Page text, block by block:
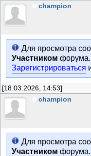
champion
Для просмотра
Участником форума.
Зарегистрироваться
[18.03.2026, 14:53]
champion
Для просмотра
Участником форума.